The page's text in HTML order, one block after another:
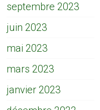
septembre 2023
juin 2023
mai 2023
mars 2023
janvier 2023